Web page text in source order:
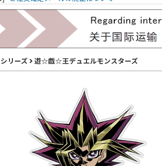
リーズ 遊☆戯☆王デュエルモンスターズ